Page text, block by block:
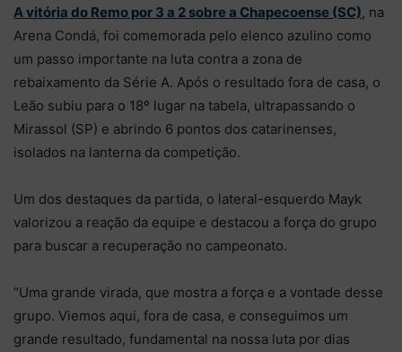
A vitória do Remo por 3 a 2 sobre a Chapecoense (SC), na
Arena Condá, foi comemorada pelo elenco azulino como
um passo importante na luta contra a zona de
rebaixamento da Série A. Após o resultado fora de casa, o
Leão subiu para o 18º lugar na tabela, ultrapassando o
Mirassol (SP) e abrindo 6 pontos dos catarinenses,
isolados na lanterna da competição.
Um dos destaques da partida, o lateral-esquerdo Mayk
valorizou a reação da equipe e destacou a força do grupo
para buscar a recuperação no campeonato.
“Uma grande virada, que mostra a força e a vontade desse
grupo. Viemos aqui, fora de casa, e conseguimos um
grande resultado, fundamental na nossa luta por dias